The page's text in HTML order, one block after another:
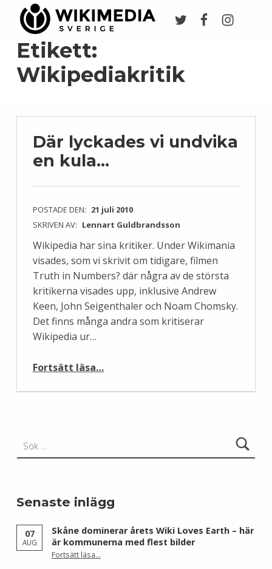
Etikett:
Wikipediakritik
Där lyckades vi undvika
en kula…
POSTADE DEN: 21 juli 2010
SKRIVEN AV: Lennart Guldbrandsson
Wikipedia har sina kritiker. Under Wikimania
visades, som vi skrivit om tidigare, filmen
Truth in Numbers? där några av de största
kritikerna visades upp, inklusive Andrew
Keen, John Seigenthaler och Noam Chomsky.
Det finns många andra som kritiserar
Wikipedia ur…
Fortsätt läsa…
Senaste inlägg
07
AUG
Skåne dominerar årets Wiki Loves Earth – här
är kommunerna med flest bilder
Fortsätt läsa“Skåne dominerar årets Wiki Loves Earth – här är kommunerna med flest bilder”
…